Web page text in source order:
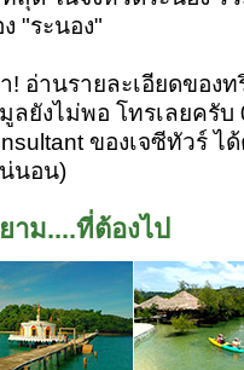
"ระนอง"
! อ่านรายละเอียดของ
ลยังไม่พอ โทรเลยครับ
ของเจซีทัวร์
นอน)
าม....ที่ต้องไป